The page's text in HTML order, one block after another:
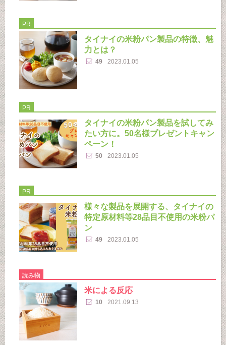
PR
タイナイの米粉パン製品の特徴、魅
力とは？
49 2023.01.05
PR
タイナイの米粉パン製品を試してみ
たい方に。50名様プレゼントキャン
ペーン！
50 2023.01.05
PR
様々な製品を展開する、タイナイの
特定原材料等28品目不使用の米粉パ
ン
49 2023.01.05
読み物
米による反応
10 2021.09.13